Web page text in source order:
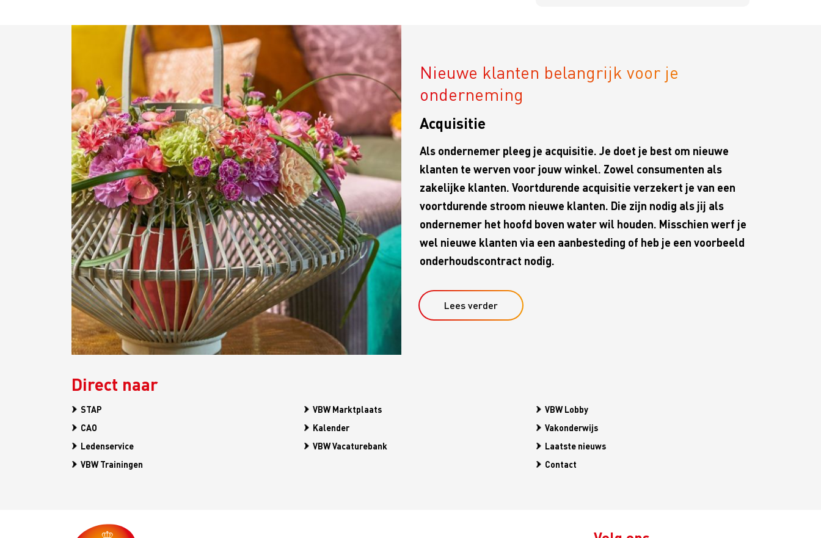
Nieuwe klanten belangrijk voor je
onderneming
Acquisitie
Als ondernemer pleeg je acquisitie. Je doet je best om nieuwe
klanten te werven voor jouw winkel. Zowel consumenten als
zakelijke klanten. Voortdurende acquisitie verzekert je van een
voortdurende stroom nieuwe klanten. Die zijn nodig als jij als
ondernemer het hoofd boven water wil houden. Misschien werf je
wel nieuwe klanten via een aanbesteding of heb je een voorbeeld
onderhoudscontract nodig.
Lees verder
Direct naar
STAP
CAO
Ledenservice
VBW Trainingen
VBW Marktplaats
Kalender
VBW Vacaturebank
VBW Lobby
Vakonderwijs
Laatste nieuws
Contact